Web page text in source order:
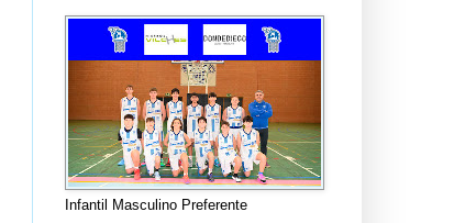
Infantil Masculino Preferente